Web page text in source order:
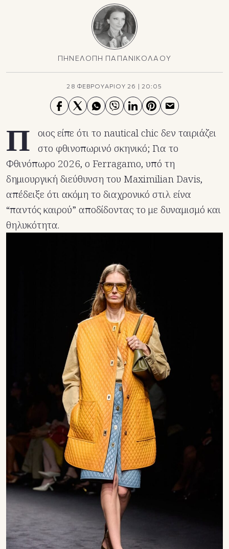
ΠΗΝΕΛΟΠΗ ΠΑΠΑΝΙΚΟΛΑΟΥ
28 ΦΕΒΡΟΥΑΡΙΟΥ 26 | 20:05
Π
οιος είπε ότι το nautical chic δεν ταιριάζει
στο φθινοπωρινό σκηνικό; Για το
Φθινόπωρο 2026, ο Ferragamo, υπό τη
δημιουργική διεύθυνση του Maximilian Davis,
απέδειξε ότι ακόμη το διαχρονικό στιλ είνα
“παντός καιρού” αποδίδοντας το με δυναμισμό και
θηλυκότητα.